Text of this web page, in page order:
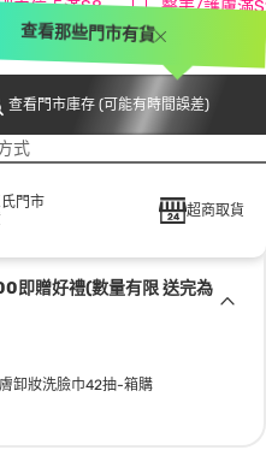
刷中信卡滿$888送3萬點
查看門市庫存 (可能有時間誤差)
查看那些門市有貨
式
門市
超商取貨
即贈好禮(數量有限 送完為
卸妝洗臉巾42抽-箱購